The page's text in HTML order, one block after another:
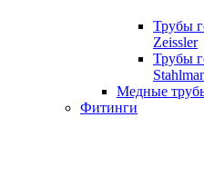
Трубы
Zeissler
Трубы
Медные
Фитинги